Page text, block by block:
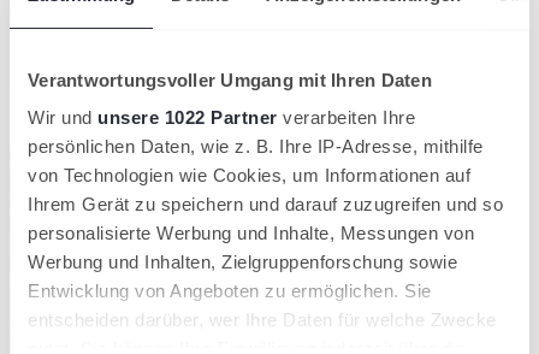
Verantwortungsvoller Umgang mit Ihren Daten
Wir und unsere 1022 Partner verarbeiten Ihre
persönlichen Daten, wie z. B. Ihre IP-Adresse, mithilfe
von Technologien wie Cookies, um Informationen auf
Ihrem Gerät zu speichern und darauf zuzugreifen und so
personalisierte Werbung und Inhalte, Messungen von
Werbung und Inhalten, Zielgruppenforschung sowie
Entwicklung von Angeboten zu ermöglichen. Sie
entscheiden darüber, wer Ihre Daten für welche Zwecke